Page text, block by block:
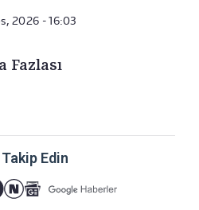
2026 - 16:03
Fazlası
Edin